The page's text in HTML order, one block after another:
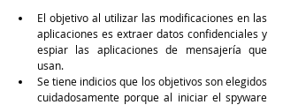
El objetivo al utilizar las modificaciones en las
aplicaciones es extraer datos confidenciales y
espiar las aplicaciones de mensajería que
usan.
Se tiene indicios que los objetivos son elegidos
cuidadosamente porque al iniciar el spyware